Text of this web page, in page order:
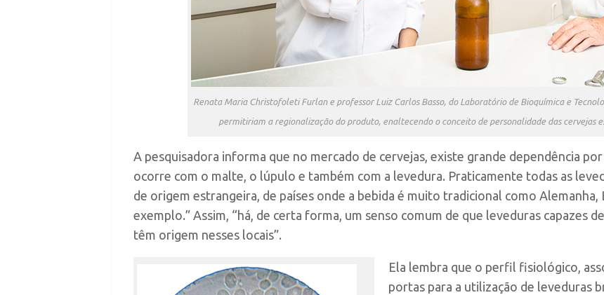
Renata Maria Christofoleti Furlan e professor Luiz Carlos Basso, do Laboratório de Bioquímica e
permitiriam a regionalização do produto, enaltecendo o conceito de personalidade das cervejas
A pesquisadora informa que no mercado de cervejas, existe grande dependência
ocorre com o malte, o lúpulo e também com a levedura. Praticamente todas as
de origem estrangeira, de países onde a bebida é muito tradicional como Alemanha,
exemplo.” Assim, “há, de certa forma, um senso comum de que leveduras capazes
têm origem nesses locais”.
Ela lembra que o perfil fisiológico,
portas para a utilização de leveduras